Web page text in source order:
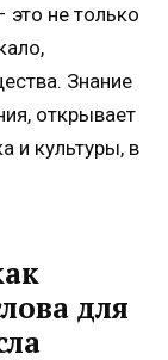
это не только
Знание
открывает
и культуры, в
для